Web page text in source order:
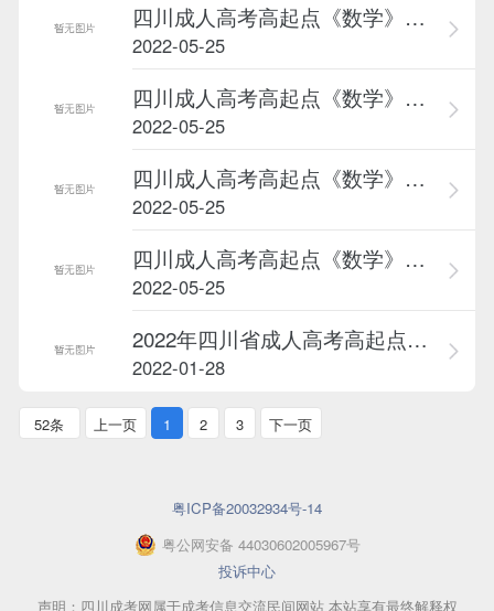
四川成人高考高起点《数学》难点...
2022-05-25
四川成人高考高起点《数学》难点...
2022-05-25
四川成人高考高起点《数学》难点...
2022-05-25
四川成人高考高起点《数学》难点...
2022-05-25
2022年四川省成人高考高起点物理...
2022-01-28
52条 上一页 1 2 3 下一页
粤ICP备20032934号-14
粤公网安备 44030602005967号
投诉中心
声明：四川成考网属于成考信息交流民间网站 本站享有最终解释权